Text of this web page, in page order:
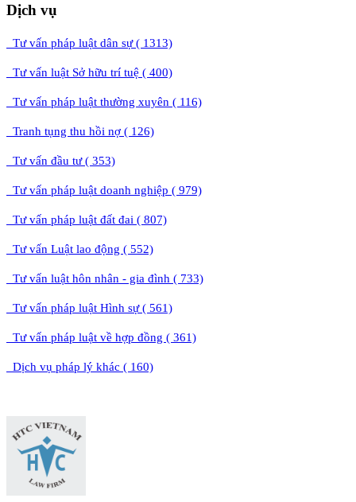
Dịch vụ
Tư vấn pháp luật dân sự ( 1313)
Tư vấn luật Sở hữu trí tuệ ( 400)
Tư vấn pháp luật thường xuyên ( 116)
Tranh tụng thu hồi nợ ( 126)
Tư vấn đầu tư ( 353)
Tư vấn pháp luật doanh nghiệp ( 979)
Tư vấn pháp luật đất đai ( 807)
Tư vấn Luật lao động ( 552)
Tư vấn luật hôn nhân - gia đình ( 733)
Tư vấn pháp luật Hình sự ( 561)
Tư vấn pháp luật về hợp đồng ( 361)
Dịch vụ pháp lý khác ( 160)